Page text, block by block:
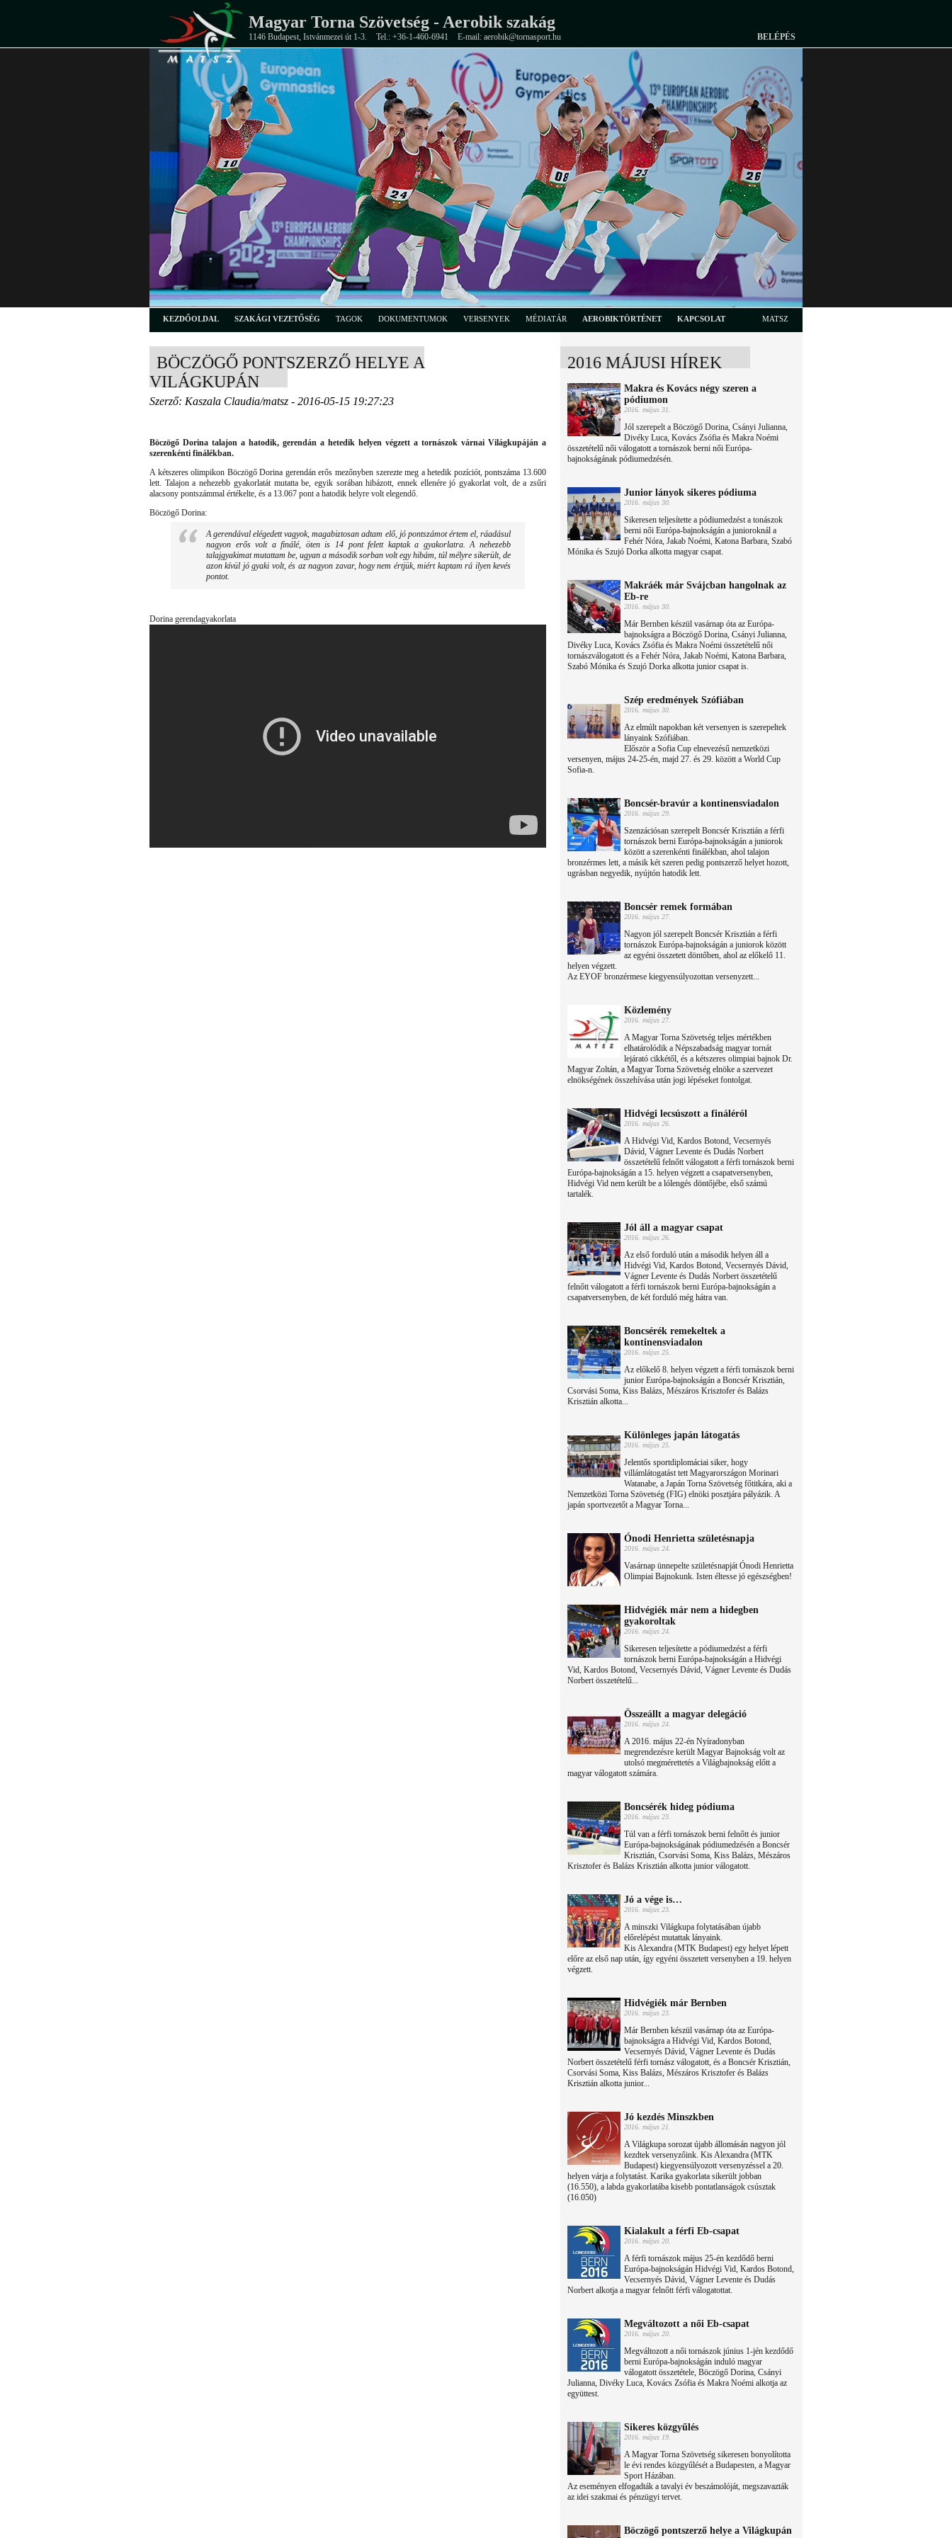
Magyar Torna Szövetség - Aerobik szakág
1146 Budapest, Istvánmezei út 1-3. Tel.: +36-1-460-6941 E-mail: aerobik@tornasport.hu BELÉPÉS
KEZDŐOLDAL SZAKÁGI VEZETŐSÉG TAGOK DOKUMENTUMOK VERSENYEK MÉDIATÁR AEROBIKTÖRTÉNET KAPCSOLAT MATSZ
BÖCZÖGŐ PONTSZERZŐ HELYE A
VILÁGKUPÁN
Szerző: Kaszala Claudia/matsz - 2016-05-15 19:27:23
Böczögő Dorina talajon a hatodik, gerendán a hetedik helyen végzett a tornászok várnai Világkupáján a
szerenkénti finálékban.
A kétszeres olimpikon Böczögő Dorina gerendán erős mezőnyben szerezte meg a hetedik pozíciót, pontszáma 13.600
lett. Talajon a nehezebb gyakorlatát mutatta be, egyik sorában hibázott, ennek ellenére jó gyakorlat volt, de a zsűri
alacsony pontszámmal értékelte, és a 13.067 pont a hatodik helyre volt elegendő.
Böczögő Dorina:
A gerendával elégedett vagyok, magabiztosan adtam elő, jó pontszámot értem el, ráadásul
nagyon erős volt a finálé, öten is 14 pont felett kaptak a gyakorlatra. A nehezebb
talajgyakimat mutattam be, ugyan a második sorban volt egy hibám, túl mélyre sikerült, de
azon kívül jó gyaki volt, és az nagyon zavar, hogy nem értjük, miért kaptam rá ilyen kevés
pontot.
Dorina gerendagyakorlata
2016 MÁJUSI HÍREK
Makra és Kovács négy szeren a
pódiumon
2016. május 31.
Jól szerepelt a Böczögő Dorina, Csányi Julianna,
Divéky Luca, Kovács Zsófia és Makra Noémi
összetételű női válogatott a tornászok berni női Európa-
bajnokságának pódiumedzésén.
Junior lányok sikeres pódiuma
2016. május 30.
Sikeresen teljesítette a pódiumedzést a tonászok
berni női Európa-bajnokságán a junioroknál a
Fehér Nóra, Jakab Noémi, Katona Barbara, Szabó
Mónika és Szujó Dorka alkotta magyar csapat.
Makráék már Svájcban hangolnak az
Eb-re
2016. május 30.
Már Bernben készül vasárnap óta az Európa-
bajnokságra a Böczögő Dorina, Csányi Julianna,
Divéky Luca, Kovács Zsófia és Makra Noémi összetételű női
tornászválogatott és a Fehér Nóra, Jakab Noémi, Katona Barbara,
Szabó Mónika és Szujó Dorka alkotta junior csapat is.
Szép eredmények Szófiában
2016. május 30.
Az elmúlt napokban két versenyen is szerepeltek
lányaink Szófiában.
Először a Sofia Cup elnevezésű nemzetközi
versenyen, május 24-25-én, majd 27. és 29. között a World Cup
Sofia-n.
Boncsér-bravúr a kontinensviadalon
2016. május 29.
Szenzációsan szerepelt Boncsér Krisztián a férfi
tornászok berni Európa-bajnokságán a juniorok
között a szerenkénti finálékban, ahol talajon
bronzérmes lett, a másik két szeren pedig pontszerző helyet hozott,
ugrásban negyedik, nyújtón hatodik lett.
Boncsér remek formában
2016. május 27.
Nagyon jól szerepelt Boncsér Krisztián a férfi
tornászok Európa-bajnokságán a juniorok között
az egyéni összetett döntőben, ahol az előkelő 11.
helyen végzett.
Az EYOF bronzérmese kiegyensúlyozottan versenyzett...
Közlemény
2016. május 27.
A Magyar Torna Szövetség teljes mértékben
elhatárolódik a Népszabadság magyar tornát
lejárató cikkétől, és a kétszeres olimpiai bajnok Dr.
Magyar Zoltán, a Magyar Torna Szövetség elnöke a szervezet
elnökségének összehívása után jogi lépéseket fontolgat.
Hidvégi lecsúszott a fináléról
2016. május 26.
A Hidvégi Vid, Kardos Botond, Vecsernyés
Dávid, Vágner Levente és Dudás Norbert
összetételű felnőtt válogatott a férfi tornászok berni
Európa-bajnokságán a 15. helyen végzett a csapatversenyben,
Hidvégi Vid nem került be a lólengés döntőjébe, első számú
tartalék.
Jól áll a magyar csapat
2016. május 26.
Az első forduló után a második helyen áll a
Hidvégi Vid, Kardos Botond, Vecsernyés Dávid,
Vágner Levente és Dudás Norbert összetételű
felnőtt válogatott a férfi tornászok berni Európa-bajnokságán a
csapatversenyben, de két forduló még hátra van.
Boncsérék remekeltek a
kontinensviadalon
2016. május 25.
Az előkelő 8. helyen végzett a férfi tornászok berni
junior Európa-bajnokságán a Boncsér Krisztián,
Csorvási Soma, Kiss Balázs, Mészáros Krisztofer és Balázs
Krisztián alkotta...
Különleges japán látogatás
2016. május 25.
Jelentős sportdiplomáciai siker, hogy
villámlátogatást tett Magyarországon Morinari
Watanabe, a Japán Torna Szövetség főtitkára, aki a
Nemzetközi Torna Szövetség (FIG) elnöki posztjára pályázik. A
japán sportvezetőt a Magyar Torna...
Ónodi Henrietta születésnapja
2016. május 24.
Vasárnap ünnepelte születésnapját Ónodi Henrietta
Olimpiai Bajnokunk. Isten éltesse jó egészségben!
Hidvégiék már nem a hidegben
gyakoroltak
2016. május 24.
Sikeresen teljesítette a pódiumedzést a férfi
tornászok berni Európa-bajnokságán a Hidvégi
Vid, Kardos Botond, Vecsernyés Dávid, Vágner Levente és Dudás
Norbert összetételű...
Összeállt a magyar delegáció
2016. május 24.
A 2016. május 22-én Nyíradonyban
megrendezésre került Magyar Bajnokság volt az
utolsó megmérettetés a Világbajnokság előtt a
magyar válogatott számára.
Boncsérék hideg pódiuma
2016. május 23.
Túl van a férfi tornászok berni felnőtt és junior
Európa-bajnokságának pódiumedzésén a Boncsér
Krisztián, Csorvási Soma, Kiss Balázs, Mészáros
Krisztofer és Balázs Krisztián alkotta junior válogatott.
Jó a vége is…
2016. május 23.
A minszki Világkupa folytatásában újabb
előrelépést mutattak lányaink.
Kis Alexandra (MTK Budapest) egy helyet lépett
előre az első nap után, így egyéni összetett versenyben a 19. helyen
végzett.
Hidvégiék már Bernben
2016. május 23.
Már Bernben készül vasárnap óta az Európa-
bajnokságra a Hidvégi Vid, Kardos Botond,
Vecsernyés Dávid, Vágner Levente és Dudás
Norbert összetételű férfi tornász válogatott, és a Boncsér Krisztián,
Csorvási Soma, Kiss Balázs, Mészáros Krisztofer és Balázs
Krisztián alkotta junior...
Jó kezdés Minszkben
2016. május 21.
A Világkupa sorozat újabb állomásán nagyon jól
kezdtek versenyzőink. Kis Alexandra (MTK
Budapest) kiegyensúlyozott versenyzéssel a 20.
helyen várja a folytatást. Karika gyakorlata sikerült jobban
(16.550), a labda gyakorlatába kisebb pontatlanságok csúsztak
(16.050)
Kialakult a férfi Eb-csapat
2016. május 20.
A férfi tornászok május 25-én kezdődő berni
Európa-bajnokságán Hidvégi Vid, Kardos Botond,
Vecsernyés Dávid, Vágner Levente és Dudás
Norbert alkotja a magyar felnőtt férfi válogatottat.
Megváltozott a női Eb-csapat
2016. május 20.
Megváltozott a női tornászok június 1-jén kezdődő
berni Európa-bajnokságán induló magyar
válogatott összetétele, Böczögő Dorina, Csányi
Julianna, Divéky Luca, Kovács Zsófia és Makra Noémi alkotja az
együttest.
Sikeres közgyűlés
2016. május 19.
A Magyar Torna Szövetség sikeresen bonyolította
le évi rendes közgyűlését a Budapesten, a Magyar
Sport Házában.
Az eseményen elfogadták a tavalyi év beszámolóját, megszavazták
az idei szakmai és pénzügyi tervet.
Böczögő pontszerző helye a Világkupán